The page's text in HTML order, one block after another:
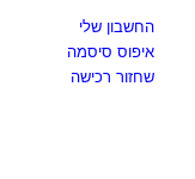
החשבון שלי
איפוס סיסמה
שחזור רכישה